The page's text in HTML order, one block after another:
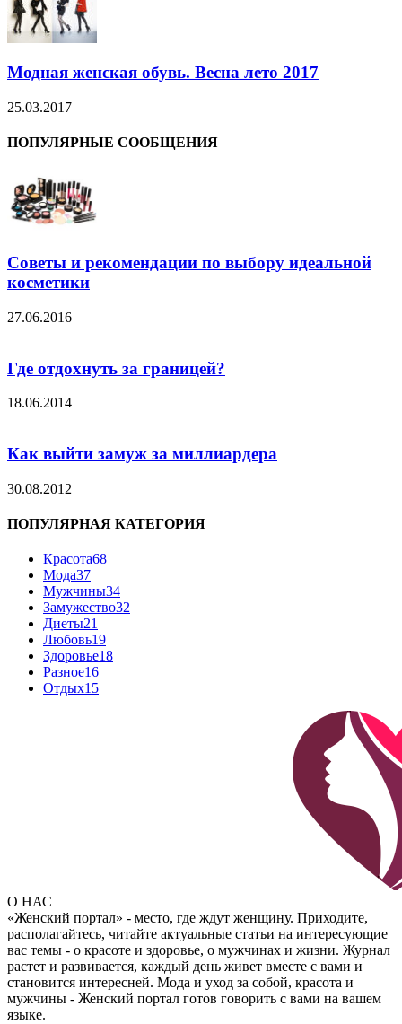
Модная женская обувь. Весна лето 2017
25.03.2017
ПОПУЛЯРНЫЕ СООБЩЕНИЯ
Советы и рекомендации по выбору идеальной
косметики
27.06.2016
Где отдохнуть за границей?
18.06.2014
Как выйти замуж за миллиардера
30.08.2012
ПОПУЛЯРНАЯ КАТЕГОРИЯ
Красота68
Мода37
Мужчины34
Замужество32
Диеты21
Любовь19
Здоровье18
Разное16
Отдых15
О НАС
«Женский портал» - место, где ждут женщину. Приходите,
располагайтесь, читайте актуальные статьи на интересующие
вас темы - о красоте и здоровье, о мужчинах и жизни. Журнал
растет и развивается, каждый день живет вместе с вами и
становится интересней. Мода и уход за собой, красота и
мужчины - Женский портал готов говорить с вами на вашем
языке.